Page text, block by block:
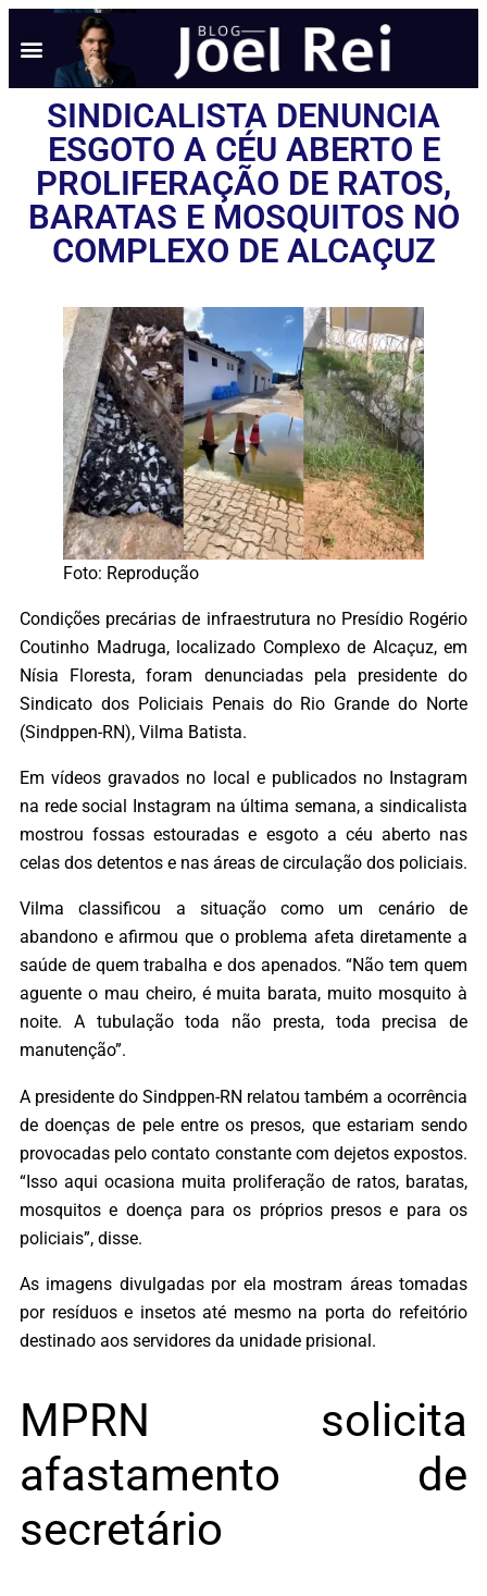
SINDICALISTA DENUNCIA
ESGOTO A CÉU ABERTO E
PROLIFERAÇÃO DE RATOS,
BARATAS E MOSQUITOS NO
COMPLEXO DE ALCAÇUZ
Foto: Reprodução
Condições precárias de infraestrutura no Presídio Rogério
Coutinho Madruga, localizado Complexo de Alcaçuz, em
Nísia Floresta, foram denunciadas pela presidente do
Sindicato dos Policiais Penais do Rio Grande do Norte
(Sindppen-RN), Vilma Batista.
Em vídeos gravados no local e publicados no Instagram
na rede social Instagram na última semana, a sindicalista
mostrou fossas estouradas e esgoto a céu aberto nas
celas dos detentos e nas áreas de circulação dos policiais.
Vilma classificou a situação como um cenário de
abandono e afirmou que o problema afeta diretamente a
saúde de quem trabalha e dos apenados. “Não tem quem
aguente o mau cheiro, é muita barata, muito mosquito à
noite. A tubulação toda não presta, toda precisa de
manutenção”.
A presidente do Sindppen-RN relatou também a ocorrência
de doenças de pele entre os presos, que estariam sendo
provocadas pelo contato constante com dejetos expostos.
“Isso aqui ocasiona muita proliferação de ratos, baratas,
mosquitos e doença para os próprios presos e para os
policiais”, disse.
As imagens divulgadas por ela mostram áreas tomadas
por resíduos e insetos até mesmo na porta do refeitório
destinado aos servidores da unidade prisional.
MPRN solicita
afastamento de
secretário